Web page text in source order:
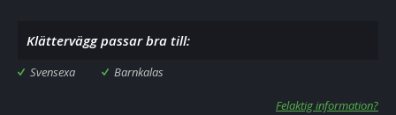
Klättervägg passar bra till:
Svensexa Barnkalas
Felaktig information?